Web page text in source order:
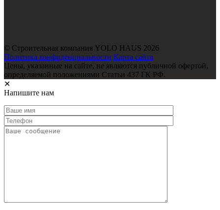
© Строительная компания YOLO HAUS 2026
Политика конфиденциальности Карта сайта
Цены, указанные на сайте, не являются публичной офертой,
определяемой положениями Статьи 437 ГК РФ.
✕
Напишите нам